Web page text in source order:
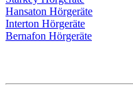
Hansaton Hörgeräte
Interton Hörgeräte
Bernafon Hörgeräte